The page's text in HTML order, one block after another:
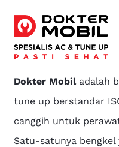
Dokter Mobiladalah
tune up berstandar
canggih untuk
Satu-satunya bengkel